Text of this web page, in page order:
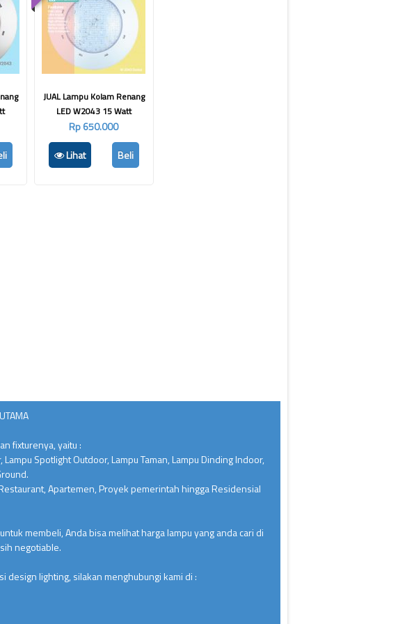
JUAL Lampu Kolam Renang
LED W2043 15 Watt
Rp 650.000
Lihat
Beli
fixturenya, yaitu :
Lampu Spotlight Outdoor, Lampu Taman, Lampu Dinding Indoor,
Apartemen, Proyek pemerintah hingga Residensial
membeli, Anda bisa melihat harga lampu yang anda cari di
negotiable.
lighting, silakan menghubungi kami di :